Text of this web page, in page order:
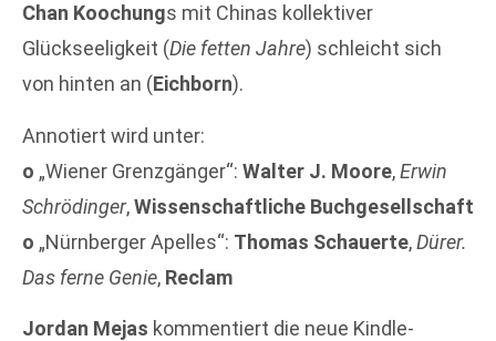
Chan Koochungs mit Chinas kollektiver
Glückseeligkeit (Die fetten Jahre) schleicht sich
von hinten an (Eichborn).
Annotiert wird unter:
o „Wiener Grenzgänger“: Walter J. Moore,Erwin
Schrödinger,Wissenschaftliche Buchgesellschaft
o „Nürnberger Apelles“: Thomas Schauerte,Dürer.
Das ferne Genie, Reclam
Jordan Mejas kommentiert die neue Kindle-